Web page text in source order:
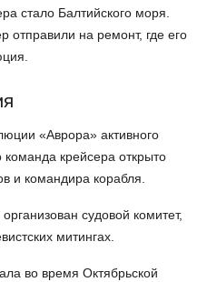
стало Балтийского моря.
отправили на ремонт, где его
«Аврора» активного
крейсера открыто
и командира корабля.
судовой комитет,
митингах.
во время Октябрьской